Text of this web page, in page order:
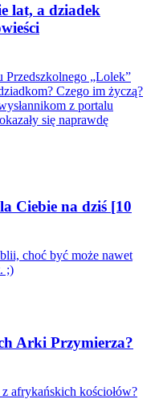
lat, a dziadek
Przedszkolnego „Lolek”
Czego im życzą?
z portalu
się naprawdę
Ciebie na dziś [10
choć być może nawet
;)
Arki Przymierza?
afrykańskich kościołów?